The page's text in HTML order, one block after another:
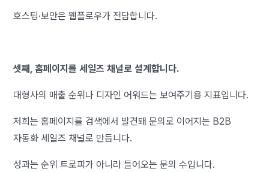
호스팅·보안은 웹플로우가 전담합니다.
셋째, 홈페이지를 세일즈 채널로 설계합니다.
대형사의 매출 순위나 디자인 어워드는 보여주기용 지표입니다.
저희는 홈페이지를 검색에서 발견돼 문의로 이어지는 B2B
자동화 세일즈 채널로 만듭니다.
성과는 순위 트로피가 아니라 들어오는 문의 수입니다.